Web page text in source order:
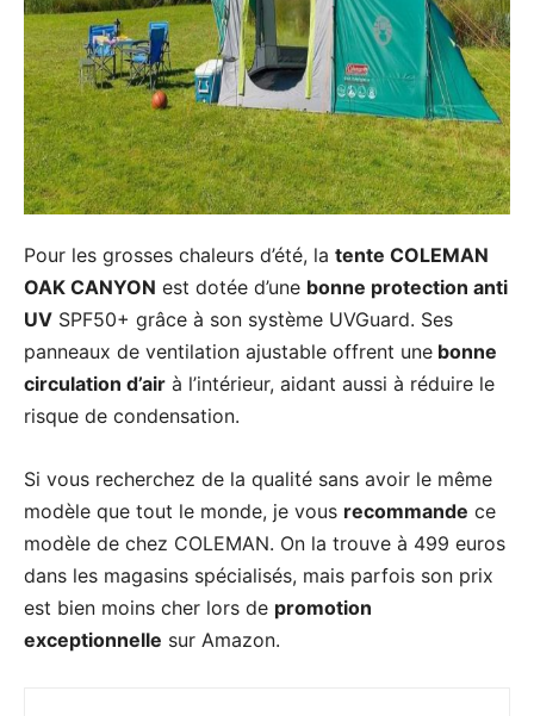
Pour les grosses chaleurs d’été, la tente COLEMAN
OAK CANYON est dotée d’une bonne protection anti
UV SPF50+ grâce à son système UVGuard. Ses
panneaux de ventilation ajustable offrent une bonne
circulation d’air à l’intérieur, aidant aussi à réduire le
risque de condensation.
Si vous recherchez de la qualité sans avoir le même
modèle que tout le monde, je vous recommande ce
modèle de chez COLEMAN. On la trouve à 499 euros
dans les magasins spécialisés, mais parfois son prix
est bien moins cher lors de promotion
exceptionnelle sur Amazon.